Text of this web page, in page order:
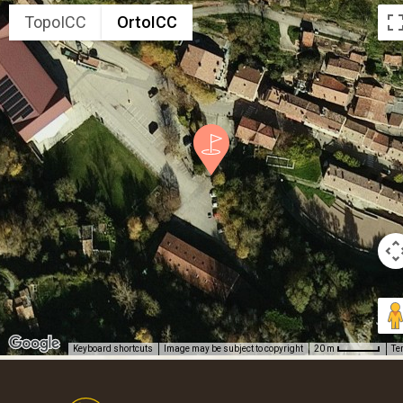
TopoICC OrtoICC
Keyboard shortcuts Image may be subject to copyright 20 m